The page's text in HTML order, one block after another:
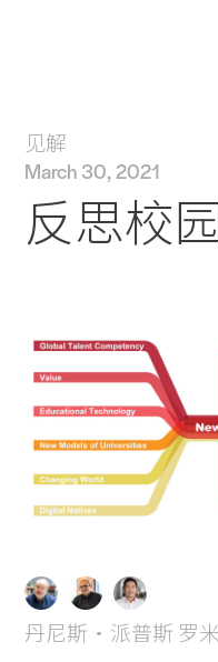
见解
March 30, 2021
反思校
丹尼斯・派普斯 罗